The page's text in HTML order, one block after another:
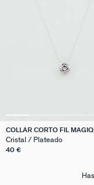
COLLAR CORTO FIL
Cristal / Plateado
40 €